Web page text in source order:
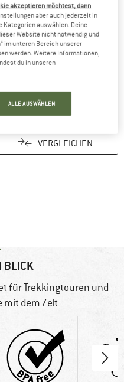
öffnet sich in einer Infobox und
WARENKORB
VERGLEICHEN
Infos hier! Öffnet
BLICK
für Trekkingtouren und
mit dem Zelt
akzeptieren möchtest, dann
aber auch jederzeit in
Kategorien auswählen. Deine
Website nicht notwendig und
im unteren Bereich unserer
werden. Weitere Informationen,
du in unseren
ALLE AUSWÄHLEN